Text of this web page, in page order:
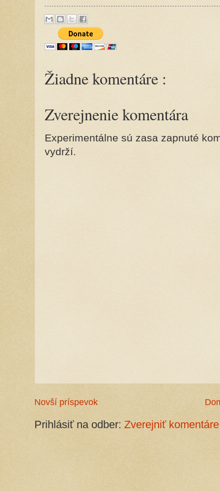
Žiadne komentáre :
Zverejnenie komentára
Experimentálne sú zasa zapnuté
vydrží.
Novší príspevok
Prihlásiť na odber: Zverejniť